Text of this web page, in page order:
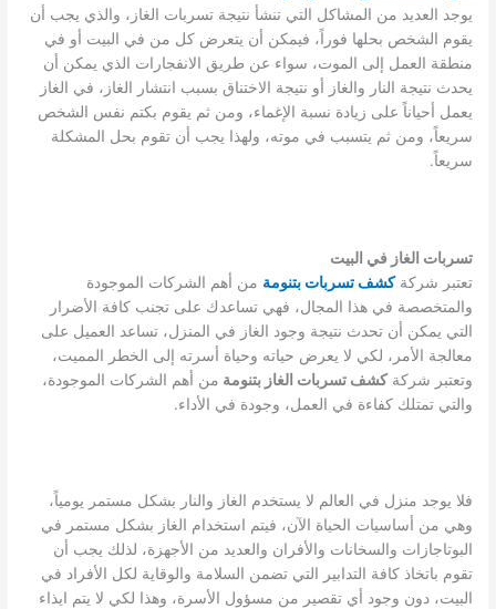
يوجد العديد من المشاكل التي تنشأ نتيجة تسربات الغاز، والذي يجب أن
يقوم الشخص بحلها فوراً، فيمكن أن يتعرض كل من في البيت أو في
منطقة العمل إلى الموت، سواء عن طريق الانفجارات الذي يمكن أن
يحدث نتيجة النار والغاز أو نتيجة الاختناق بسبب انتشار الغاز، في الغاز
يعمل أحياناً على زيادة نسبة الإغماء، ومن ثم يقوم بكتم نفس الشخص
سريعاً، ومن ثم يتسبب في موته، ولهذا يجب أن تقوم بحل المشكلة
سريعاً.
تسربات الغاز في البيت
تعتبر شركةكشف تسربات بتنومة من أهم الشركات الموجودة
والمتخصصة في هذا المجال، فهي تساعدك على تجنب كافة الأضرار
التي يمكن أن تحدث نتيجة وجود الغاز في المنزل، تساعد العميل على
معالجة الأمر، لكي لا يعرض حياته وحياة أسرته إلى الخطر المميت،
وتعتبر شركةكشف تسربات الغاز بتنومة من أهم الشركات الموجودة،
والتي تمتلك كفاءة في العمل، وجودة في الأداء.
فلا يوجد منزل في العالم لا يستخدم الغاز والنار بشكل مستمر يومياً،
وهي من أساسيات الحياة الآن، فيتم استخدام الغاز بشكل مستمر في
البوتاجازات والسخانات والأفران والعديد من الأجهزة، لذلك يجب أن
تقوم باتخاذ كافة التدابير التي تضمن السلامة والوقاية لكل الأفراد في
البيت، دون وجود أي تقصير من مسؤول الأسرة، وهذا لكي لا يتم ايذاء